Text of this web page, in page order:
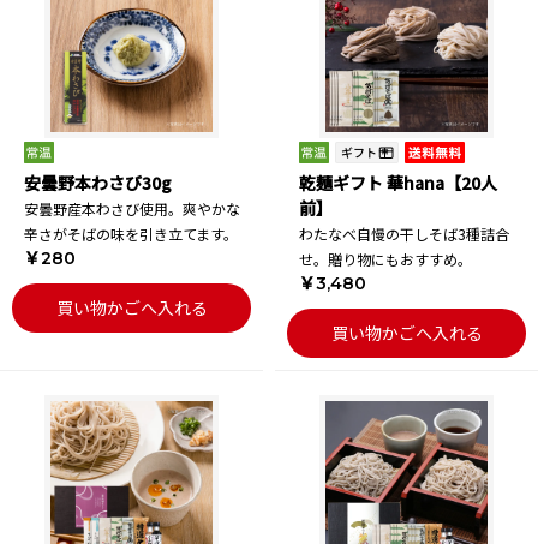
安曇野本わさび30g
安曇野産本わさび使用。爽やかな
辛さがそばの味を引き立てます。
￥280
買い物かごへ入れる
乾麺ギフト 華hana【20人
前】
わたなべ自慢の干しそば3種詰合
せ。贈り物にもおすすめ。
￥3,480
買い物かごへ入れる